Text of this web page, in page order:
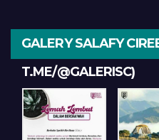
GALERY SALAFY
T.ME/@GALERISC)